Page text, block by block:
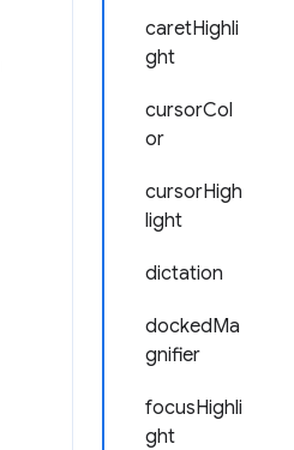
caretHighli
ght
cursorCol
or
cursorHigh
light
dictation
dockedMa
gnifier
focusHighli
ght